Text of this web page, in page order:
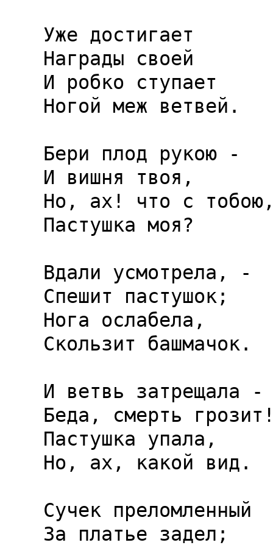
Уже достигает
Награды своей
И робко ступает
Ногой меж ветвей.
Бери плод рукою -
И вишня твоя,
Но, ах! что с
Пастушка моя?
Вдали усмотрела, -
Спешит пастушок;
Нога ослабела,
Скользит башмачок.
И ветвь затрещала -
Беда, смерть
Пастушка упала,
Но, ах, какой вид.
Сучек преломленный
За платье задел;